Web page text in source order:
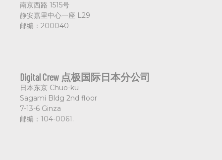
南京西路 1515号
静安嘉里中心一座 L29
邮编： 200040
Digital Crew 点极国际日本分公司
日本东京 Chuo-ku
Sagami Bldg 2nd floor
7-13-6 Ginza
邮编： 104-0061.